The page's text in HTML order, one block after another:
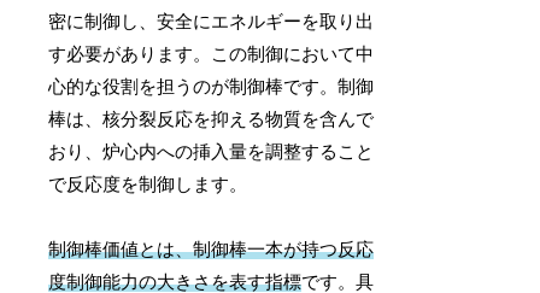
密に制御し、安全にエネルギーを取り出
す必要があります。この制御において中
心的な役割を担うのが制御棒です。制御
棒は、核分裂反応を抑える物質を含んで
おり、炉心内への挿入量を調整すること
で反応度を制御します。
制御棒価値とは、制御棒一本が持つ反応
度制御能力の大きさを表す指標です。具